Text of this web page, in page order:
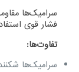
سرامیک‌ها
فشار قوی
تفاوت‌ها:
سرامیک‌ها